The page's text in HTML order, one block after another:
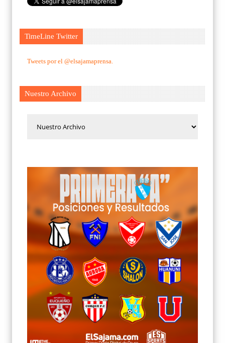
TimeLine Twitter
Tweets por el @elsajamaprensa.
Nuestro Archivo